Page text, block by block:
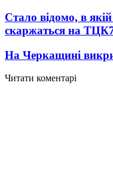
Стало відомо, в
скаржаться на ТЦК
На Черкащині
Читати коментарі